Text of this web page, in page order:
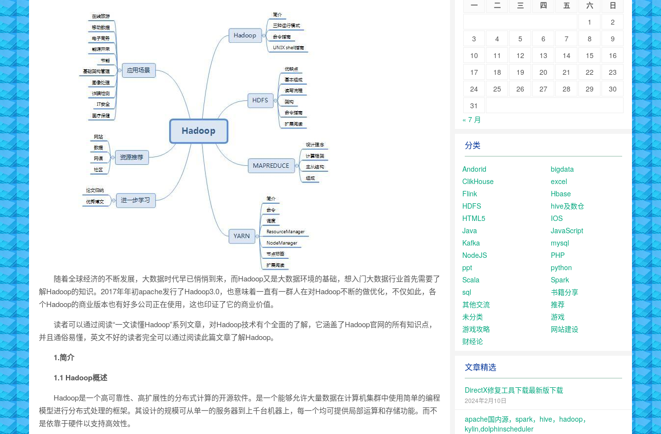
随着全球经济的不断发展，大数据时代早已悄悄到来，而Hadoop又是大数据环境的基础，想入门大数据行业首先需要了
解Hadoop的知识。2017年年初apache发行了Hadoop3.0，也意味着一直有一群人在对Hadoop不断的做优化，不仅如此，各
个Hadoop的商业版本也有好多公司正在使用，这也印证了它的商业价值。
读者可以通过阅读“一文读懂Hadoop”系列文章，对Hadoop技术有个全面的了解，它涵盖了Hadoop官网的所有知识点，
并且通俗易懂，英文不好的读者完全可以通过阅读此篇文章了解Hadoop。
1.简介
1.1 Hadoop概述
Hadoop是一个高可靠性、高扩展性的分布式计算的开源软件。是一个能够允许大量数据在计算机集群中使用简单的编程
模型进行分布式处理的框架。其设计的规模可从单一的服务器到上千台机器上，每一个均可提供局部运算和存储功能。而不
是依靠于硬件以支持高效性。
一 二 三 四 五 六
日
1
2
3
4 5 6 7 8
9
10
11 12 13 14 15
16
17
18 19 20 21 22
23
24
25 26 27 28 29
30
31
« 7 月
分类
Andorid
bigdata
ClikHouse
excel
Flink
Hbase
HDFS
hive及数仓
HTML5
IOS
Java
JavaScript
Kafka
mysql
NodeJS
PHP
ppt
python
Scala
Spark
sql
书籍分享
其他交流
推荐
未分类
游戏
游戏攻略
网站建设
财经论
文章精选
DirectX修复工具下载最新版下载
2024年2月10日
apache国内源，spark，hive，hadoop，
kylin,dolphinscheduler